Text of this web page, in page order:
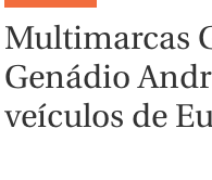
Multimarcas
Genádio
veículos de